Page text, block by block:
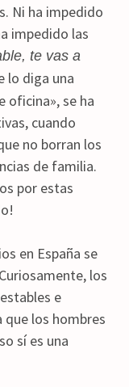
Ni ha impedido
impedido las
te vas a
lo diga una
oficina», se ha
cuando
no borran los
de familia.
por estas
en España se
los
e
que los hombres
sí es una